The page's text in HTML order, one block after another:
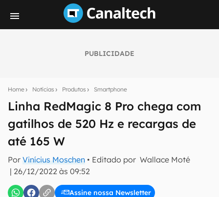
PUBLICIDADE
Home Notícias Produtos Smartphone
Linha RedMagic 8 Pro chega com
gatilhos de 520 Hz e recargas de
até 165 W
Por Vinícius Moschen • Editado por Wallace Moté
| 26/12/2022 às 09:52
Assine nossa Newsletter
notícias e reviews sobre tecnologia em primeira
mão.
E-mail
inscreva-se
Confirmo que li, aceito e concordo com os Termos de